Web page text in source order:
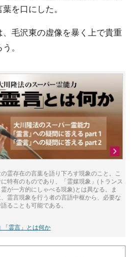
を口にした。
毛沢東の虚像を暴く上で貴重
。
霊存在の言葉を語り下ろす現象のこと。こ
特有のものであり、「霊媒現象」(トランス
が一方的にしゃべる現象)とは異なる。ま
霊言現象を行う者の言語中枢から、必要な
ることも可能である。
「霊言」とは何か